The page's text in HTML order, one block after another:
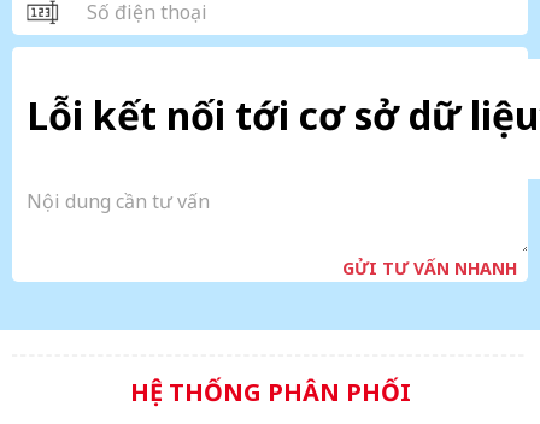
Lỗi kết nối tới cơ sở dữ liệu
GỬI TƯ VẤN NHANH
HỆ THỐNG PHÂN PHỐI